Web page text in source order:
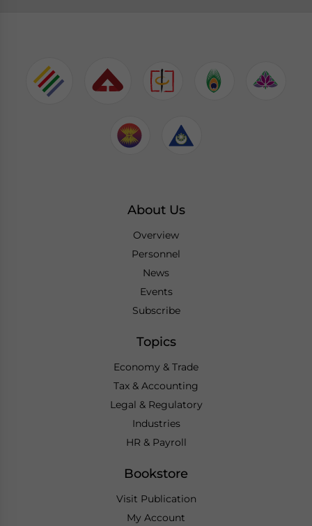
About Us
Overview
Personnel
News
Events
Subscribe
Topics
Economy & Trade
Tax & Accounting
Legal & Regulatory
Industries
HR & Payroll
Bookstore
Visit Publication
My Account